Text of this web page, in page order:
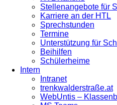
Stellenangebote für
Karriere an der HTL
Sprechstunden
Termine
Unterstützung für
Beihilfen
Schülerheime
Intern
Intranet
trenkwalderstraße.at
WebUntis –